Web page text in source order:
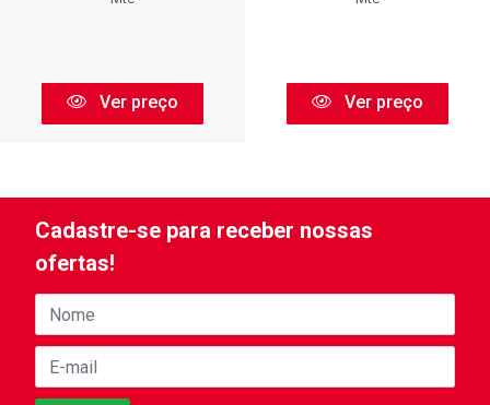
Ver preço Ver preço
Cadastre-se para receber nossas
ofertas!